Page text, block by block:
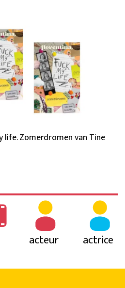
life. Zomerdromen van Tine
acteur actrice